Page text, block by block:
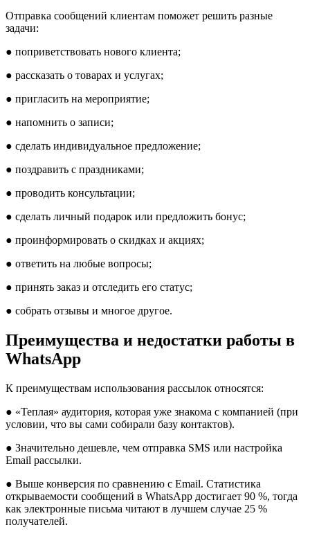
Отправка сообщений клиентам поможет решить разные
задачи:
● поприветствовать нового клиента;
● рассказать о товарах и услугах;
● пригласить на мероприятие;
● напомнить о записи;
● сделать индивидуальное предложение;
● поздравить с праздниками;
● проводить консультации;
● сделать личный подарок или предложить бонус;
● проинформировать о скидках и акциях;
● ответить на любые вопросы;
● принять заказ и отследить его статус;
● собрать отзывы и многое другое.
Преимущества и недостатки работы в
WhatsApp
К преимуществам использования рассылок относятся:
● «Теплая» аудитория, которая уже знакома с компанией (при
условии, что вы сами собирали базу контактов).
● Значительно дешевле, чем отправка SMS или настройка
Email рассылки.
● Выше конверсия по сравнению с Email. Статистика
открываемости сообщений в WhatsApp достигает 90 %, тогда
как электронные письма читают в лучшем случае 25 %
получателей.